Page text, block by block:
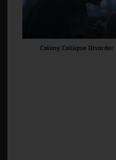
Colony Collapse Disorder